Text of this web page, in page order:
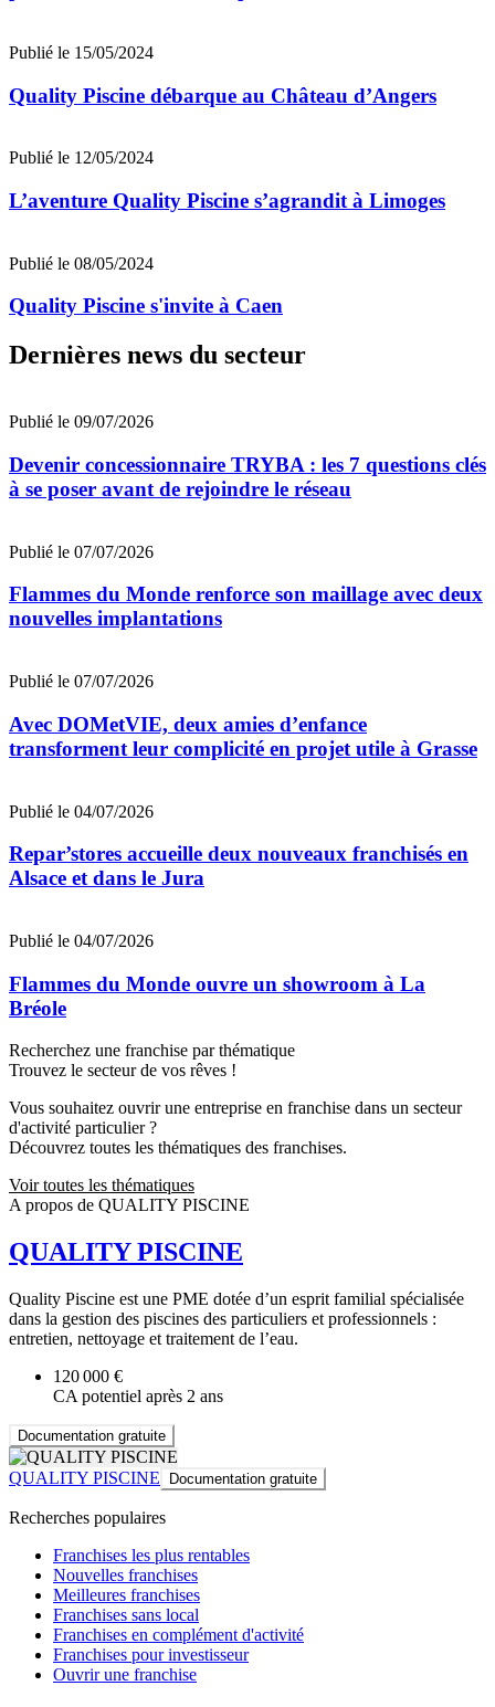
Publié le 15/05/2024
Quality Piscine débarque au Château d’Angers
Publié le 12/05/2024
L’aventure Quality Piscine s’agrandit à Limoges
Publié le 08/05/2024
Quality Piscine s'invite à Caen
Dernières news du secteur
Publié le 09/07/2026
Devenir concessionnaire TRYBA : les 7 questions clés
à se poser avant de rejoindre le réseau
Publié le 07/07/2026
Flammes du Monde renforce son maillage avec deux
nouvelles implantations
Publié le 07/07/2026
Avec DOMetVIE, deux amies d’enfance
transforment leur complicité en projet utile à Grasse
Publié le 04/07/2026
Repar’stores accueille deux nouveaux franchisés en
Alsace et dans le Jura
Publié le 04/07/2026
Flammes du Monde ouvre un showroom à La
Bréole
Recherchez une franchise par thématique
Trouvez le secteur de vos rêves !
Vous souhaitez ouvrir une entreprise en franchise dans un secteur
d'activité particulier ?
Découvrez toutes les thématiques des franchises.
Voir toutes les thématiques
A propos de QUALITY PISCINE
QUALITY PISCINE
Quality Piscine est une PME dotée d’un esprit familial spécialisée
dans la gestion des piscines des particuliers et professionnels :
entretien, nettoyage et traitement de l’eau.
120 000 €
CA potentiel après 2 ans
Documentation gratuite
QUALITY PISCINE Documentation gratuite
Recherches populaires
Franchises les plus rentables
Nouvelles franchises
Meilleures franchises
Franchises sans local
Franchises en complément d'activité
Franchises pour investisseur
Ouvrir une franchise